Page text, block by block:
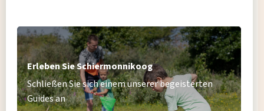
cultuurhistorische elementendie herinneren aan het
verleden.
Erleben Sie Schiermonnikoog
Schließen Sie sich einem unserer begeisterten
Guides an